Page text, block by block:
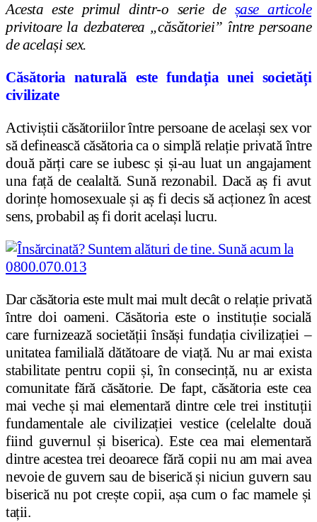
Acesta este primul dintr-o serie de șase articole
privitoare la dezbaterea „căsătoriei” între persoane
de același sex.
Căsătoria naturală este fundația unei societăți
civilizate
Activiștii căsătoriilor între persoane de același sex vor
să definească căsătoria ca o simplă relație privată între
două părți care se iubesc și și-au luat un angajament
una față de cealaltă. Sună rezonabil. Dacă aș fi avut
dorințe homosexuale și aș fi decis să acționez în acest
sens, probabil aș fi dorit același lucru.
Dar căsătoria este mult mai mult decât o relație privată
între doi oameni. Căsătoria este o instituție socială
care furnizează societății însăși fundația civilizației –
unitatea familială dătătoare de viață. Nu ar mai exista
stabilitate pentru copii și, în consecință, nu ar exista
comunitate fără căsătorie. De fapt, căsătoria este cea
mai veche și mai elementară dintre cele trei instituții
fundamentale ale civilizației vestice (celelalte două
fiind guvernul și biserica). Este cea mai elementară
dintre acestea trei deoarece fără copii nu am mai avea
nevoie de guvern sau de biserică și niciun guvern sau
biserică nu pot crește copii, așa cum o fac mamele și
tații.